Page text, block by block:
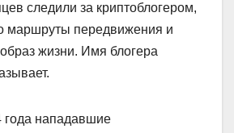
следили за криптоблогером,
маршруты передвижения и
жизни. Имя блогера
года нападавшие